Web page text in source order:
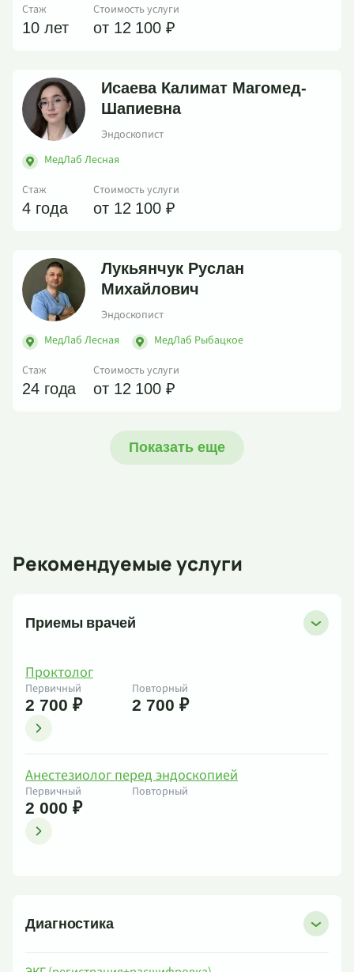
Стаж
10 лет
Стоимость услуги
от 12 100 ₽
Исаева Калимат Магомед-
Шапиевна
Эндоскопист
МедЛаб Лесная
Стаж
4 года
Стоимость услуги
от 12 100 ₽
Лукьянчук Руслан
Михайлович
Эндоскопист
МедЛаб Лесная
МедЛаб Рыбацкое
Стаж
24 года
Стоимость услуги
от 12 100 ₽
Показать еще
Рекомендуемые услуги
Приемы врачей
Проктолог
Первичный
2 700 ₽
Повторный
2 700 ₽
Анестезиолог перед эндоскопией
Первичный
2 000 ₽
Повторный
Диагностика